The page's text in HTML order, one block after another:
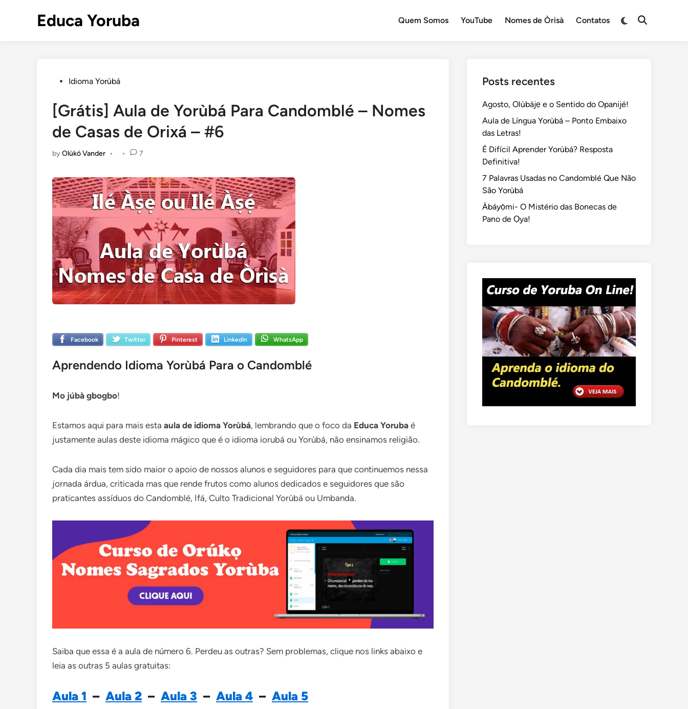
Educa Yoruba Quem Somos YouTube Nomes de Òrìsà Contatos
Switch
Open
PostedIdioma Yorùbá
[Grátis] Aula de Yorùbá Para Candomblé – Nomes
de Casas de Orixá – #6
byOlùkó Vander • • 7
Facebook Twitter Pinterest LinkedIn WhatsApp
Aprendendo Idioma Yorùbá Para o Candomblé
Mo júbà gbogbo!
Estamos aqui para mais esta aula de idioma Yorùbá, lembrando que o foco da Educa Yoruba é
justamente aulas deste idioma mágico que é o idioma iorubá ou Yorùbá, não ensinamos religião.
Cada dia mais tem sido maior o apoio de nossos alunos e seguidores para que continuemos nessa
jornada árdua, criticada mas que rende frutos como alunos dedicados e seguidores que são
praticantes assíduos do Candomblé, Ifá, Culto Tradicional Yorùbá ou Umbanda.
Saiba que essa é a aula de número 6. Perdeu as outras? Sem problemas, clique nos links abaixo e
leia as outras 5 aulas gratuitas:
Aula 1 – Aula 2 – Aula 3 – Aula 4 – Aula 5
Posts recentes
Agosto, Olùbàjẹ e o Sentido do Opanijé!
Aula de Língua Yorùbá – Ponto Embaixo
das Letras!
É Difícil Aprender Yorùbá? Resposta
Definitiva!
7 Palavras Usadas no Candomblé Que Não
São Yorùbá
Àbáyọ̀mi- O Mistério das Bonecas de
Pano de Ọya!